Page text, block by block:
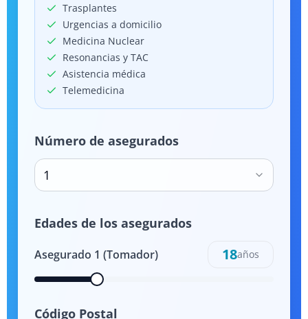
Trasplantes
Urgencias a domicilio
Medicina Nuclear
Resonancias y TAC
Asistencia médica
Telemedicina
Número de asegurados
1
Edades de los asegurados
Asegurado 1 (Tomador) 18años
Código Postal